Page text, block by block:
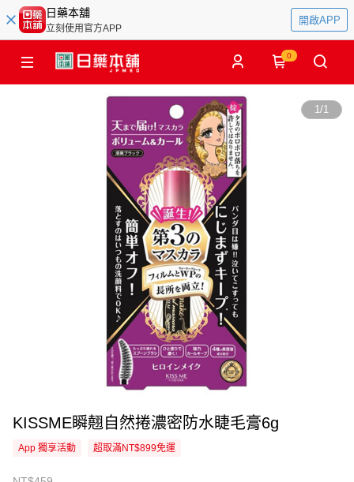
日藥本舖
立刻使用官方APP
開啟APP
0
1/1
KISSME瞬翹自然捲濃密防水睫毛膏6g
App 獨享活動 超取滿NT$899免運